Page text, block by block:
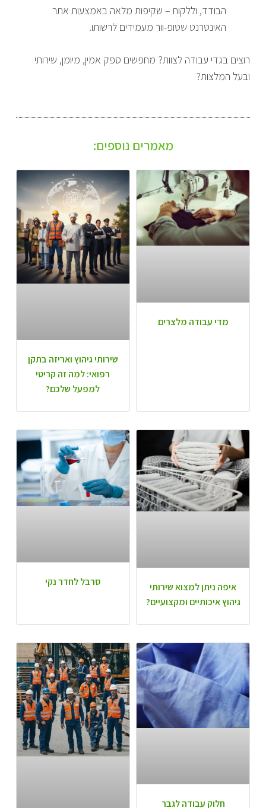
הבודד, וללקוח – שקיפות מלאה באמצעות אתר
האינטרנט שטופ-וור מעמידים לרשותו.
רוצים בגדי עבודה לצוות? מחפשים ספק אמין, מיומן, שירותי
ובעל המלצות?
מאמרים נוספים:
מדי עבודה מלצרים
שירותי גיהוץ ואריזה בתקן
רפואי: למה זה קריטי
למפעל שלכם?
איפה ניתן למצוא שירותי
גיהוץ איכותיים ומקצועיים?
סרבל לחדר נקי
חלוק עבודה לגבר